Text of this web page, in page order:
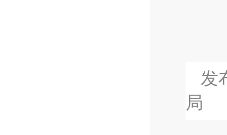
发
局